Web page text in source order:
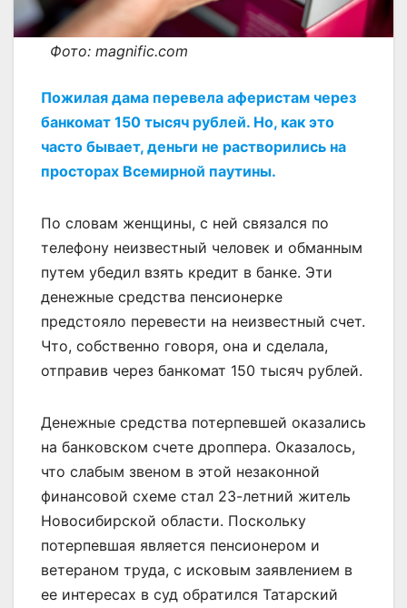
Фото: magnific.com
Пожилая дама перевела аферистам через
банкомат 150 тысяч рублей. Но, как это
часто бывает, деньги не растворились на
просторах Всемирной паутины.
По словам женщины, с ней связался по
телефону неизвестный человек и обманным
путем убедил взять кредит в банке. Эти
денежные средства пенсионерке
предстояло перевести на неизвестный счет.
Что, собственно говоря, она и сделала,
отправив через банкомат 150 тысяч рублей.
Денежные средства потерпевшей оказались
на банковском счете дроппера. Оказалось,
что слабым звеном в этой незаконной
финансовой схеме стал 23-летний житель
Новосибирской области. Поскольку
потерпевшая является пенсионером и
ветераном труда, с исковым заявлением в
ее интересах в суд обратился Татарский